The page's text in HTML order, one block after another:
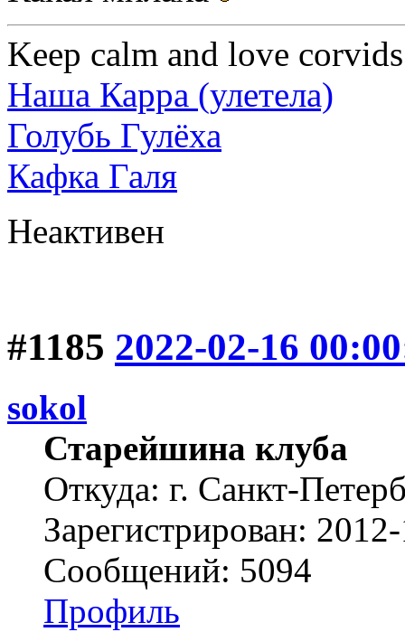
Keep calm and love corvids
Наша Карра (улетела)
Голубь Гулёха
Кафка Галя
Неактивен
#1185 2022-02-16
sokol
Старейшина клуба
Откуда: г. Санкт-
Зарегистрирован:
Сообщений: 5094
Профиль